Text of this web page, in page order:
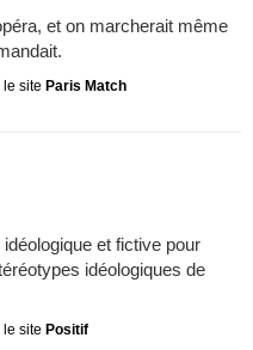
et on marcherait même
site Paris Match
et fictive pour
idéologiques de
site Positif